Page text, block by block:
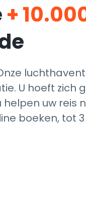
+
U hoeft zich
uw reis
boeken, tot